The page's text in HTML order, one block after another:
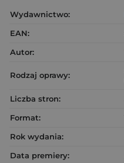
Wydawnictwo:
EAN:
Autor:
Rodzaj oprawy:
Liczba stron:
Format:
Rok wydania:
Data premiery: